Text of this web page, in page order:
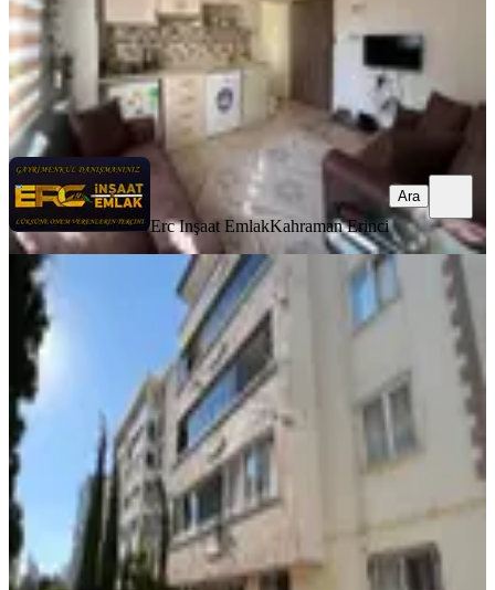
Erc Inşaat EmlakKahraman Erinci
Ara
Erc Inşaat EmlakKahraman Erinci
Ara
YENİ
Germenıcıa'dan Hürriyet Mh.de
Kiralık 3+1 Daire
Onikişubat, Hürriyet Mahallesi
3+1·125 m² ·Düz Giriş (Zemin)· 06.08.2026
19.500 ₺
Germenicia GayrimenkulCelalettin Yarpuz
Ara